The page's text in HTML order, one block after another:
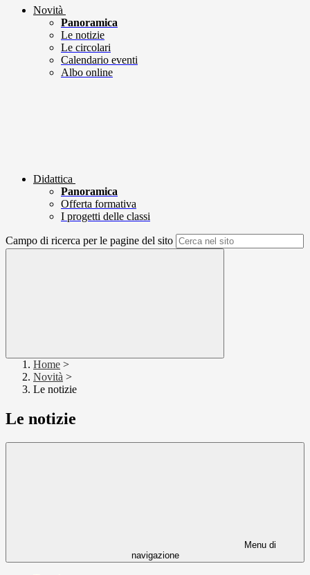
Novità
Panoramica
Le notizie
Le circolari
Calendario eventi
Albo online
Didattica
Panoramica
Offerta formativa
I progetti delle classi
Campo di ricerca per le pagine del sito
Home >
Novità >
Le notizie
Le notizie
Menu di
navigazione